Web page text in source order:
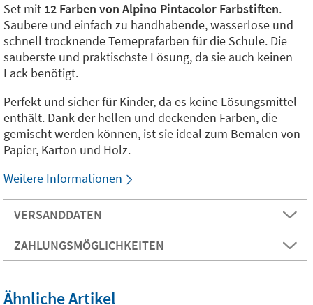
Set mit 12 Farben von Alpino Pintacolor Farbstiften.
Saubere und einfach zu handhabende, wasserlose und
schnell trocknende Temeprafarben für die Schule. Die
sauberste und praktischste Lösung, da sie auch keinen
Lack benötigt.
Perfekt und sicher für Kinder, da es keine Lösungsmittel
enthält. Dank der hellen und deckenden Farben, die
gemischt werden können, ist sie ideal zum Bemalen von
Papier, Karton und Holz.
Weitere Informationen
VERSANDDATEN
ZAHLUNGSMÖGLICHKEITEN
Ähnliche Artikel